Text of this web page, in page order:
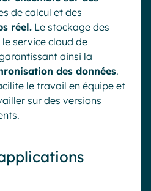
de calcul et des
réel. Le stockage des
service cloud de
ainsi la
des données.
le travail en équipe et
sur des versions